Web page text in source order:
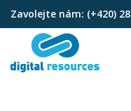
Přeskočit
obsah
Zavolejte nám: (+420)